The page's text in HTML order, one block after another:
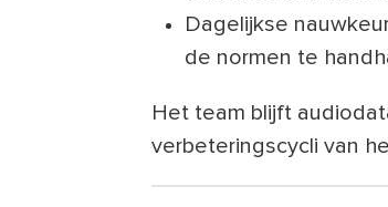
Dagelijkse
de normen te
Het team blijft
verbeteringscycli van